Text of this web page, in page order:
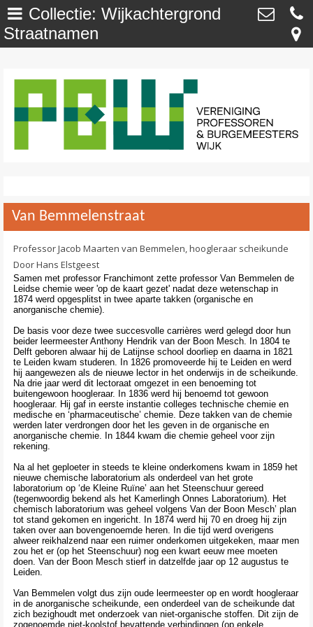
Onze Wijk - NU >
Onze Wijk - TOEN
DuurzaamWijzer
Wijkkrant
Agenda / Calendar >
Burgemeesterswijk
secretaris@profburgwijk.nl
Collectie: Wijkachtergrond
Straatnamen
Van Bemmelenstraat
Professor Jacob Maarten van Bemmelen, hoogleraar scheikunde
Door Hans Elstgeest
Samen met professor Franchimont zette professor Van Bemmelen de
Leidse chemie weer 'op de kaart gezet' nadat deze wetenschap in
1874 werd opgesplitst in twee aparte takken (organische en
anorganische chemie).
De basis voor deze twee succesvolle carrières werd gelegd door hun
beider leermeester Anthony Hendrik van der Boon Mesch. In 1804 te
Delft geboren alwaar hij de Latijnse school doorliep en daarna in 1821
te Leiden kwam studeren. In 1826 promoveerde hij te Leiden en werd
hij aangewezen als de nieuwe lector in het onderwijs in de scheikunde.
Na drie jaar werd dit lectoraat omgezet in een benoeming tot
buitengewoon hoogleraar. In 1836 werd hij benoemd tot gewoon
hoogleraar. Hij gaf in eerste instantie colleges technische chemie en
medische en ‘pharmaceutische’ chemie. Deze takken van de chemie
werden later verdrongen door het les geven in de organische en
anorganische chemie. In 1844 kwam die chemie geheel voor zijn
rekening.
Na al het geploeter in steeds te kleine onderkomens kwam in 1859 het
nieuwe chemische laboratorium als onderdeel van het grote
laboratorium op ‘de Kleine Ruïne’ aan het Steenschuur gereed
(tegenwoordig bekend als het Kamerlingh Onnes Laboratorium). Het
chemisch laboratorium was geheel volgens Van der Boon Mesch’ plan
tot stand gekomen en ingericht. In 1874 werd hij 70 en droeg hij zijn
taken over aan bovengenoemde heren. In die tijd werd overigens
alweer reikhalzend naar een ruimer onderkomen uitgekeken, maar men
zou het er (op het Steenschuur) nog een kwart eeuw mee moeten
doen. Van der Boon Mesch stierf in datzelfde jaar op 12 augustus te
Leiden.
Van Bemmelen volgt dus zijn oude leermeester op en wordt hoogleraar
in de anorganische scheikunde, een onderdeel van de scheikunde dat
zich bezighoudt met onderzoek van niet-organische stoffen. Dit zijn de
zogenoemde niet-koolstof bevattende verbindingen (op enkele